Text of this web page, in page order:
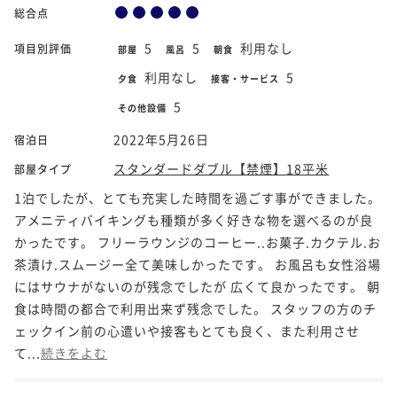
総合点
項目別評価 部屋 5 風呂 5 朝食 利用なし
夕食 利用なし 接客・サービス 5
その他設備 5
宿泊日 2022年5月26日
部屋タイプ
スタンダードダブル【禁煙】18平米
1泊でしたが、とても充実した時間を過ごす事ができました。
アメニティバイキングも種類が多く好きな物を選べるのが良
かったです。 フリーラウンジのコーヒー..お菓子.カクテル.お
茶漬け.スムージー全て美味しかったです。 お風呂も女性浴場
にはサウナがないのが残念でしたが 広くて良かったです。 朝
食は時間の都合で利用出来ず残念でした。 スタッフの方のチ
ェックイン前の心遣いや接客もとても良く、また利用させ
て... 続きをよむ